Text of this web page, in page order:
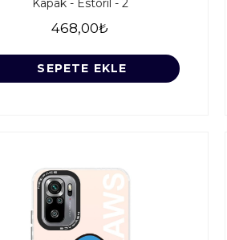
Kapak - Estoril - 2
468,00₺
SEPETE EKLE